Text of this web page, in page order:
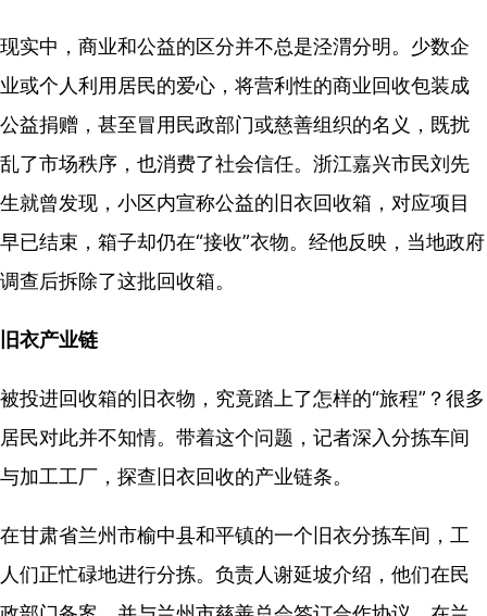
现实中，商业和公益的区分并不总是泾渭分明。少数企
业或个人利用居民的爱心，将营利性的商业回收包装成
公益捐赠，甚至冒用民政部门或慈善组织的名义，既扰
乱了市场秩序，也消费了社会信任。浙江嘉兴市民刘先
生就曾发现，小区内宣称公益的旧衣回收箱，对应项目
早已结束，箱子却仍在“接收”衣物。经他反映，当地政府
调查后拆除了这批回收箱。
旧衣产业链
被投进回收箱的旧衣物，究竟踏上了怎样的“旅程”？很多
居民对此并不知情。带着这个问题，记者深入分拣车间
与加工工厂，探查旧衣回收的产业链条。
在甘肃省兰州市榆中县和平镇的一个旧衣分拣车间，工
人们正忙碌地进行分拣。负责人谢延坡介绍，他们在民